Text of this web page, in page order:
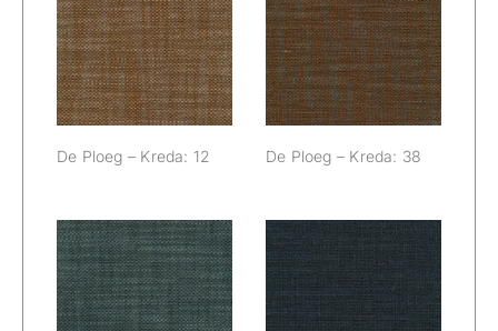
De Ploeg –
Kreda: 12
De Ploeg – Kreda: 12
De Ploeg –
Kreda: 38
De Ploeg – Kreda: 38
De Ploeg –
Kreda: 43
De Ploeg –
Kreda: 44